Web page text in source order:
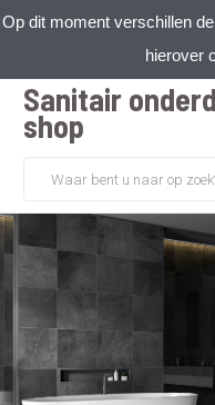
Op dit moment verschillen
hierover
Sanitair
shop